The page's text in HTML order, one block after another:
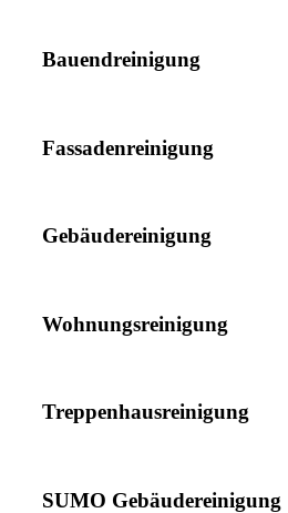
Bauendreinigung
Fassadenreinigung
Gebäudereinigung
Wohnungsreinigung
Treppenhausreinigung
SUMO Gebäudereinigung